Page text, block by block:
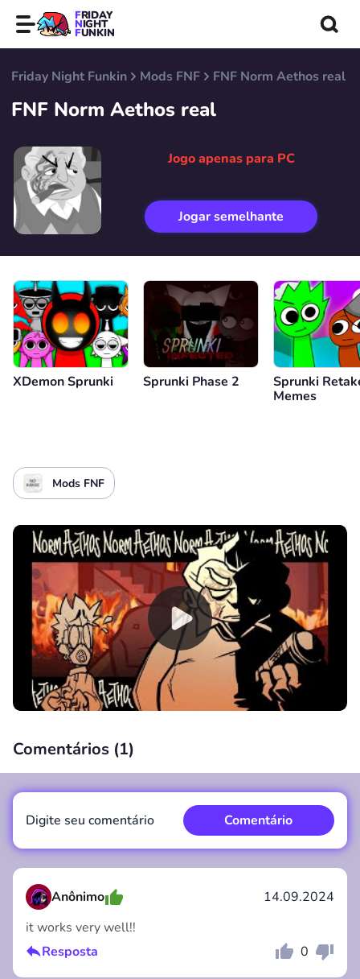
FRIDAY
NIGHT
FUNKIN
Friday Night Funkin Mods FNF FNF Norm Aethos real
FNF Norm Aethos real
Jogo apenas para PC
Jogar semelhante
XDemon Sprunki Sprunki Phase 2
Sprunki
Memes
00:00 /
Mods FNF
Comentários (1)
Anônimo
14.09.2024
it works very well!!
Resposta
0
Digite seu comentário Comentário
Cancelar Comentário